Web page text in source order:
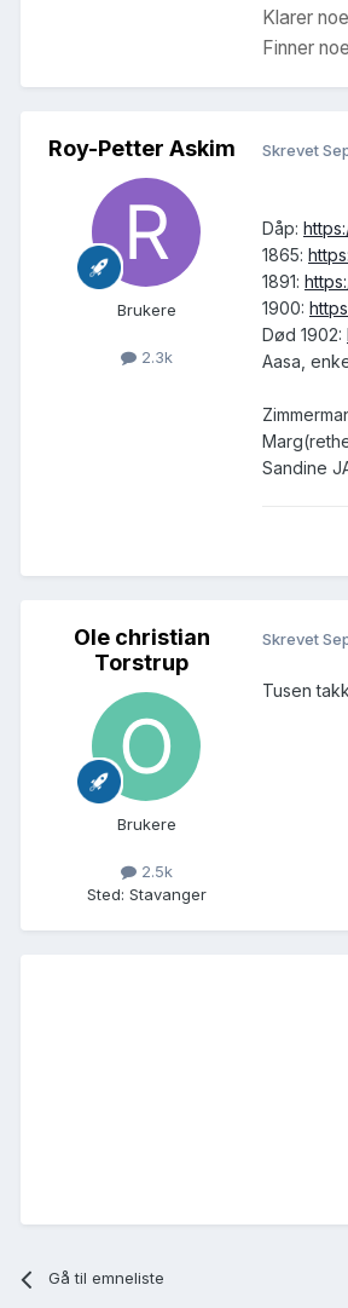
Klarer
Finner
Roy-Petter Askim
Brukere
2.3k
Skrevet
Dåp:
1865:
1891:
1900:
Død 1902:
Aasa,
Sandine
Ole christian
Torstrup
Brukere
2.5k
Sted: Stavanger
Skrevet
Tusen takk
Gå til emneliste